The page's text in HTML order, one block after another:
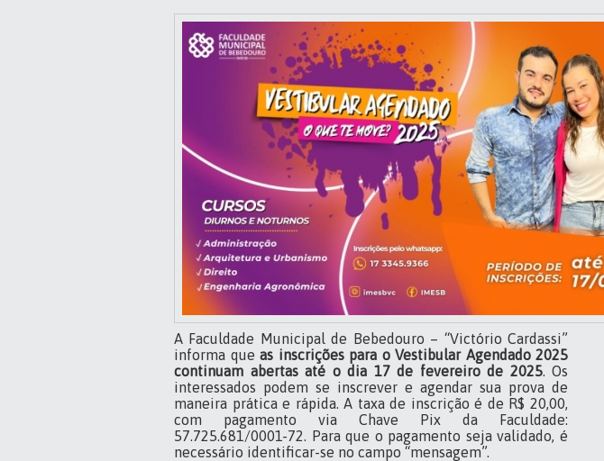
A Faculdade Municipal de Bebedouro – “Victório Cardassi”
informa que as inscrições para o Vestibular Agendado 2025
continuam abertas até o dia 17 de fevereiro de 2025. Os
interessados podem se inscrever e agendar sua prova de
maneira prática e rápida. A taxa de inscrição é de R$ 20,00,
com pagamento via Chave Pix da Faculdade:
57.725.681/0001-72. Para que o pagamento seja validado, é
necessário identificar-se no campo “mensagem”.